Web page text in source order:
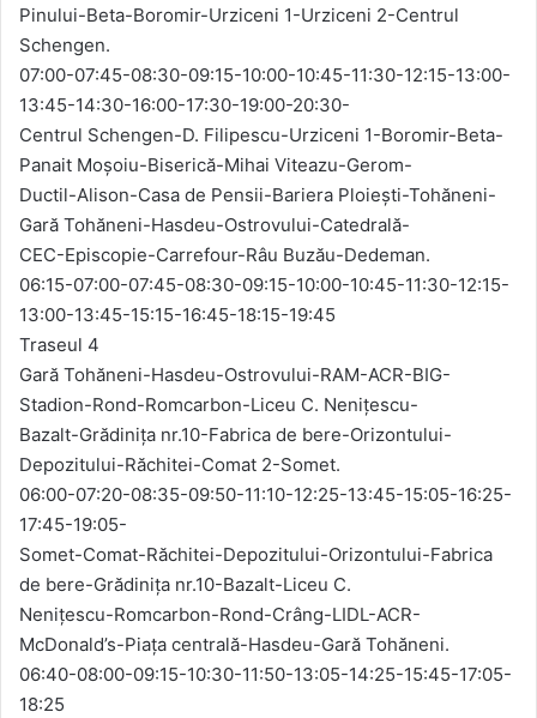
Pinului-Beta-Boromir-Urziceni 1-Urziceni 2-Centrul
Schengen.
07:00-07:45-08:30-09:15-10:00-10:45-11:30-12:15-13:00-
13:45-14:30-16:00-17:30-19:00-20:30-
Centrul Schengen-D. Filipescu-Urziceni 1-Boromir-Beta-
Panait Moșoiu-Biserică-Mihai Viteazu-Gerom-
Ductil-Alison-Casa de Pensii-Bariera Ploiești-Tohăneni-
Gară Tohăneni-Hasdeu-Ostrovului-Catedrală-
CEC-Episcopie-Carrefour-Râu Buzău-Dedeman.
06:15-07:00-07:45-08:30-09:15-10:00-10:45-11:30-12:15-
13:00-13:45-15:15-16:45-18:15-19:45
Traseul 4
Gară Tohăneni-Hasdeu-Ostrovului-RAM-ACR-BIG-
Stadion-Rond-Romcarbon-Liceu C. Nenițescu-
Bazalt-Grădinița nr.10-Fabrica de bere-Orizontului-
Depozitului-Răchitei-Comat 2-Somet.
06:00-07:20-08:35-09:50-11:10-12:25-13:45-15:05-16:25-
17:45-19:05-
Somet-Comat-Răchitei-Depozitului-Orizontului-Fabrica
de bere-Grădinița nr.10-Bazalt-Liceu C.
Nenițescu-Romcarbon-Rond-Crâng-LIDL-ACR-
McDonald’s-Piața centrală-Hasdeu-Gară Tohăneni.
06:40-08:00-09:15-10:30-11:50-13:05-14:25-15:45-17:05-
18:25